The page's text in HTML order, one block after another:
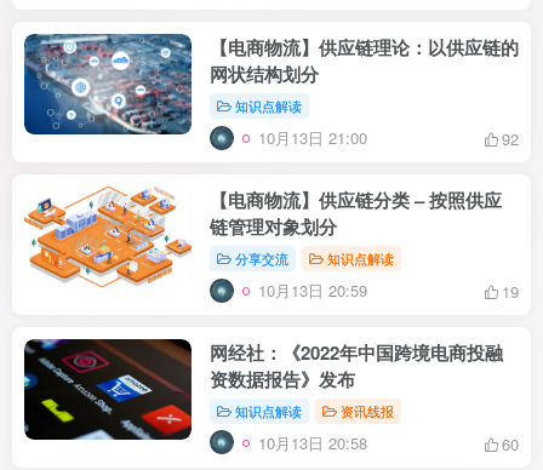
【电商物流】供应链理论：以供应链的
网状结构划分
知识点解读
10月13日 21:00 92
【电商物流】供应链分类 – 按照供应
链管理对象划分
分享交流 知识点解读
10月13日 20:59 19
网经社：《2022年中国跨境电商投融
资数据报告》发布
知识点解读 资讯线报
10月13日 20:58 60